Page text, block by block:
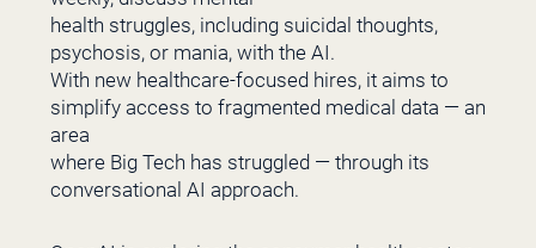
health struggles, including suicidal thoughts,
psychosis, or mania, with the AI.
With new healthcare-focused hires, it aims to
simplify access to fragmented medical data — an
area
where Big Tech has struggled — through its
conversational AI approach.